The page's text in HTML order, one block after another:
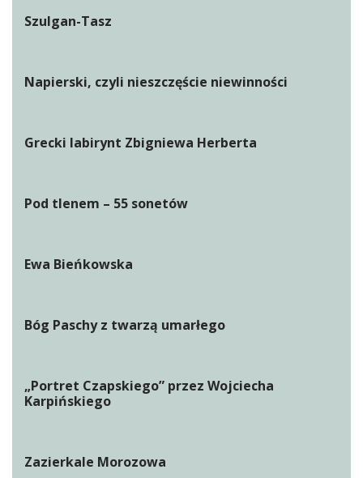
Szulgan-Tasz
Napierski, czyli nieszczęście niewinności
Grecki labirynt Zbigniewa Herberta
Pod tlenem – 55 sonetów
Ewa Bieńkowska
Bóg Paschy z twarzą umarłego
„Portret Czapskiego” przez Wojciecha
Karpińskiego
Zazierkale Morozowa